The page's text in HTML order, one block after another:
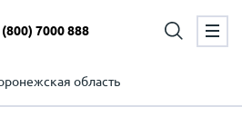
область
(800) 7000 888